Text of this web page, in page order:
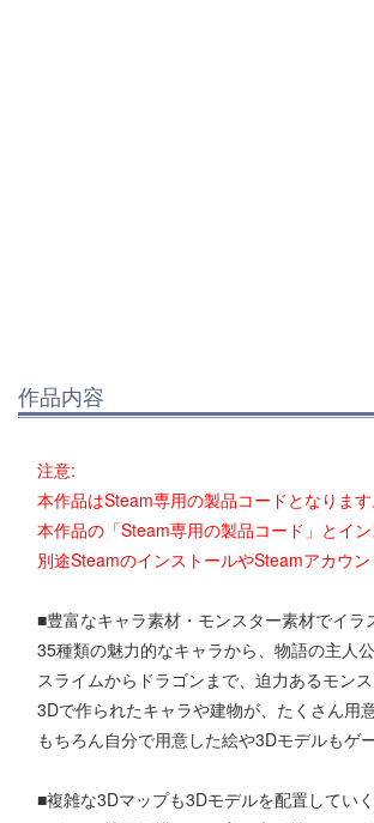
作品内容
注意:
本作品はSteam専用の製品コードとなります
本作品の「Steam専用の製品コード」とイ
別途SteamのインストールやSteamアカウ
■豊富なキャラ素材・モンスター素材でイ
35種類の魅力的なキャラから、物語の主人公
スライムからドラゴンまで、迫力あるモン
3Dで作られたキャラや建物が、たくさん用
もちろん自分で用意した絵や3Dモデルもゲ
■複雑な3Dマップも3Dモデルを配置してい